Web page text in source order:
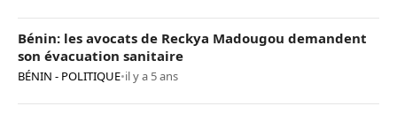
Bénin: les avocats de Reckya Madougou demandent
son évacuation sanitaire
BÉNIN - POLITIQUE•il y a 5 ans